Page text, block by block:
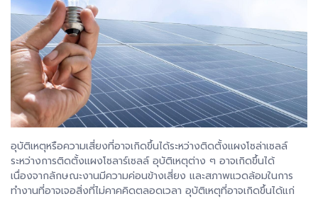
อุบัติเหตุหรือความเสี่ยงที่อาจเกิดขึ้นได้ระหว่างติดตั้งแผงโซล่าเซลล์
ระหว่างการติดตั้งแผงโซลาร์เซลล์ อุบัติเหตุต่าง ๆ อาจเกิดขึ้นได้
เนื่องจากลักษณะงานมีความค่อนข้างเสี่ยง และสภาพแวดล้อมในการ
ทำงานที่อาจเจอสิ่งที่ไม่คาคคิดตลอดเวลา อุบัติเหตุที่อาจเกิดขึ้นได้แก่